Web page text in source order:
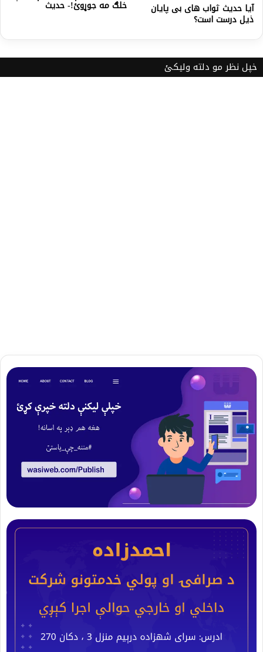
آيا حديث ثواب های بی پایان
ذیل درست است؟
خلګ مه جوړوئ!- حدیث
خپل نظر مو دلته ولیکئ